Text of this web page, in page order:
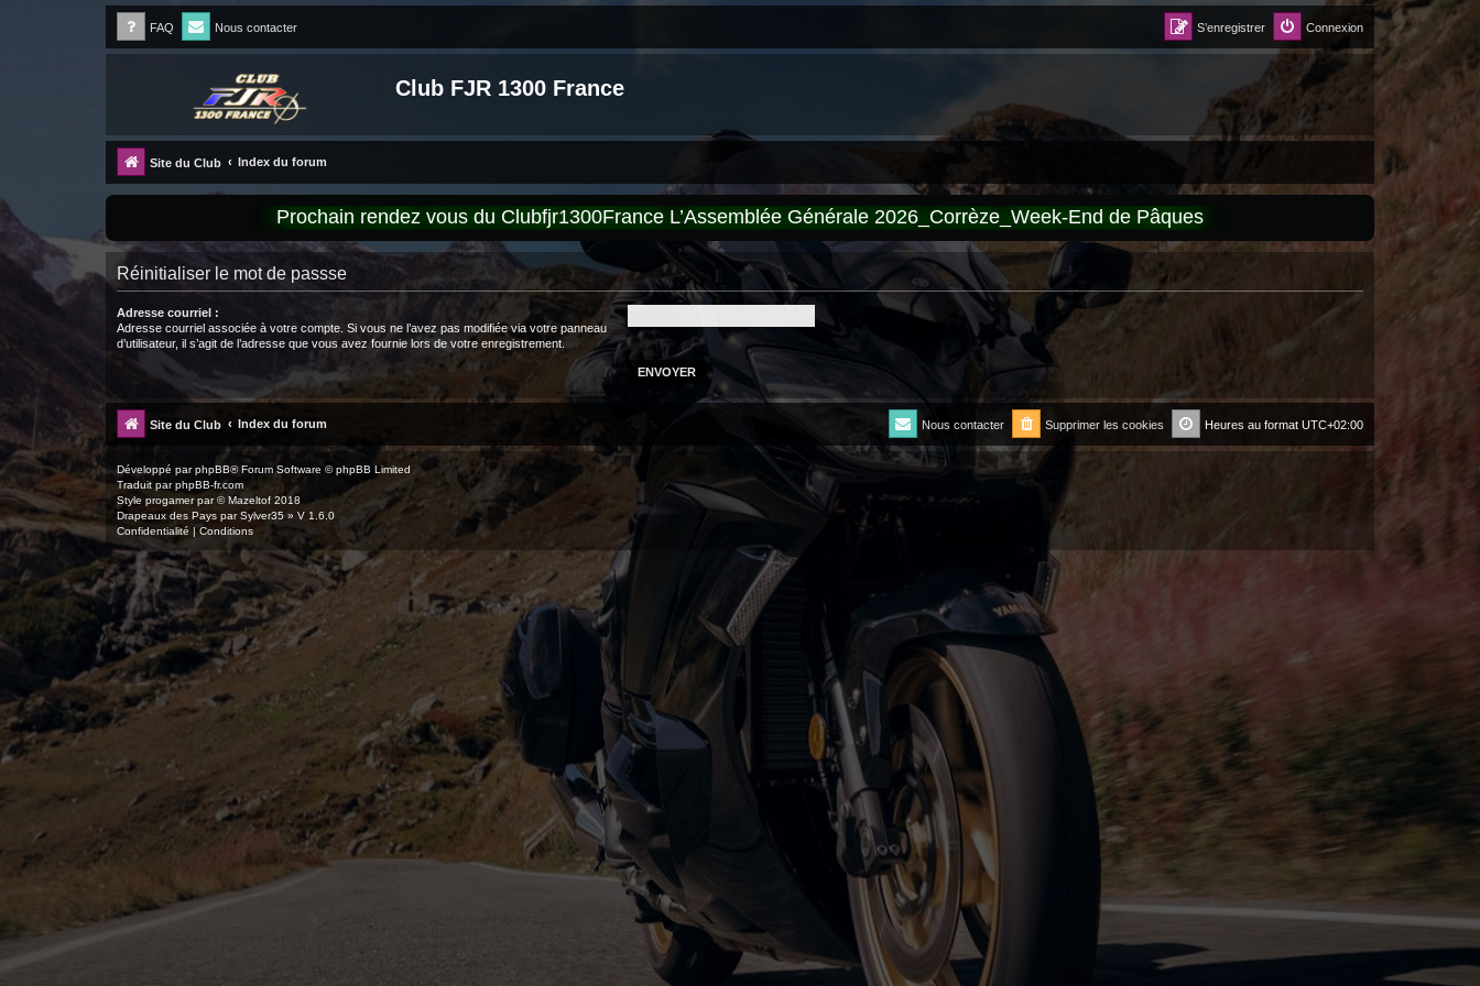
FAQ Nous contacter Connexion
S’enregistrer
Club FJR 1300 France
Site du Club Index du forum
Prochain rendez vous du Clubfjr1300France L’Assemblée Générale 2026_Corrèze_Week-End de Pâques
Réinitialiser le mot de passse
Adresse courriel :
Adresse courriel associée à votre compte. Si vous ne l’avez pas modifiée via votre panneau
d’utilisateur, il s’agit de l’adresse que vous avez fournie lors de votre enregistrement.
Site du Club Index du forum Heures au format UTC+02:00
Supprimer les cookies
Nous contacter
Développé parphpBB® Forum Software © phpBB Limited
Traduit parphpBB-fr.com
Style progamerpar ©Mazeltof 2018
Drapeaux des Pays par Sylver35 » V 1.6.0
Confidentialité |Conditions